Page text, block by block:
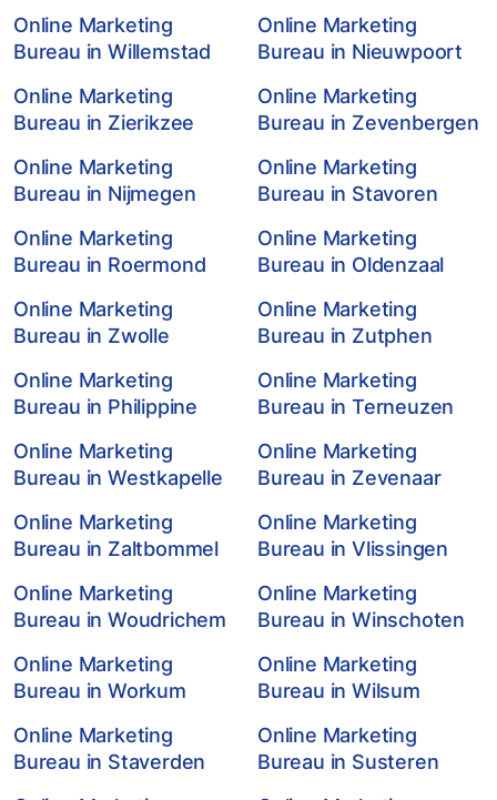
Online Marketing
Bureau in Willemstad
Online Marketing
Bureau in Nieuwpoort
Online Marketing
Bureau in Zierikzee
Online Marketing
Bureau in Zevenbergen
Online Marketing
Bureau in Nijmegen
Online Marketing
Bureau in Stavoren
Online Marketing
Bureau in Roermond
Online Marketing
Bureau in Oldenzaal
Online Marketing
Bureau in Zwolle
Online Marketing
Bureau in Zutphen
Online Marketing
Bureau in Philippine
Online Marketing
Bureau in Terneuzen
Online Marketing
Bureau in Westkapelle
Online Marketing
Bureau in Zevenaar
Online Marketing
Bureau in Zaltbommel
Online Marketing
Bureau in Vlissingen
Online Marketing
Bureau in Woudrichem
Online Marketing
Bureau in Winschoten
Online Marketing
Bureau in Workum
Online Marketing
Bureau in Wilsum
Online Marketing
Bureau in Staverden
Online Marketing
Bureau in Susteren